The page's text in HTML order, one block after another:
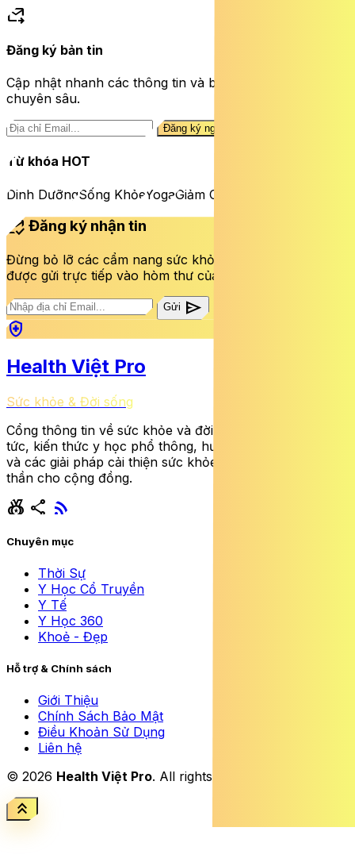
forward_to_inbox
Đăng ký bản tin
Cập nhật nhanh các thông tin và bài viết sức khỏe
chuyên sâu.
Đăng ký ngay
Từ khóa HOT
Dinh DưỡngSống KhỏeYogaGiảm Cân
mark_email_read Đăng ký nhận tin
Đừng bỏ lỡ các cẩm nang sức khỏe và bài viết mới nhất
được gửi trực tiếp vào hòm thư của bạn mỗi tuần.
Gửi send
health_and_safety
Health Việt Pro
Sức khỏe & Đời sống
Cổng thông tin về sức khỏe và đời sống cung cấp tin
tức, kiến thức y học phổ thông, hướng dẫn dinh dưỡng
và các giải pháp cải thiện sức khỏe thể chất lẫn tinh
thần cho cộng đồng.
social_leaderboard share rss_feed
Chuyên mục
Thời Sự
Y Học Cổ Truyền
Y Tế
Y Học 360
Khoẻ - Đẹp
Hỗ trợ & Chính sách
Giới Thiệu
Chính Sách Bảo Mật
Điều Khoản Sử Dụng
Liên hệ
© 2026 Health Việt Pro. All rights reserved.
keyboard_double_arrow_up